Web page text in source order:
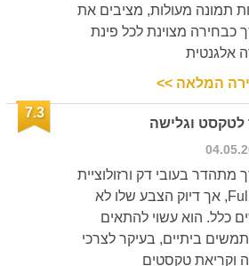
תמונה מעולות, מציבים את
כבחירה מצוינת לכל פינת
אלגנטית
המלאה >>
7.3
מתהדר בעובי דק ורזולוציית
Full HD, אך דיוק הצבע שלו לא
כלל. הוא עשוי להתאים
ביתיים, בעיקר לצרכי
וקריאת טקסטים